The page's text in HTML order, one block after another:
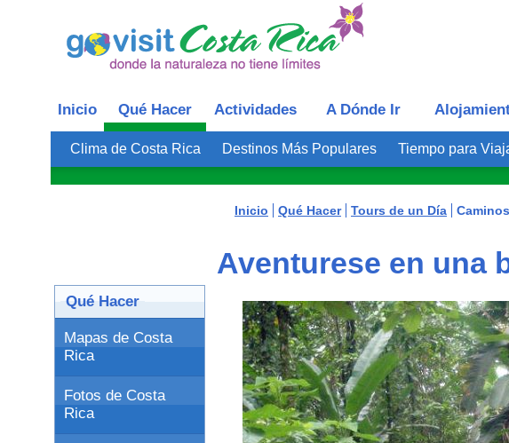
Inicio Qué Hacer Actividades A Dónde Ir
Clima de Costa Rica Destinos Más Populares Tiempo para
Qué Hacer
Mapas de Costa
Rica
Fotos de Costa
Rica
Inicio Qué Hacer Tours de un Día
Aventurese en una